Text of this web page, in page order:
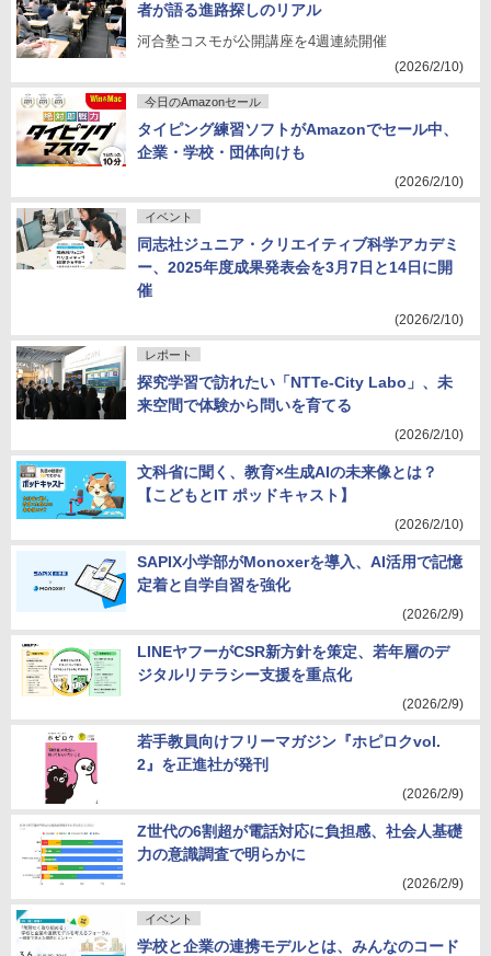
者が語る進路探しのリアル
河合塾コスモが公開講座を4週連続開催
(2026/2/10)
今日のAmazonセール
タイピング練習ソフトがAmazonでセール中、
企業・学校・団体向けも
(2026/2/10)
イベント
同志社ジュニア・クリエイティブ科学アカデミ
ー、2025年度成果発表会を3月7日と14日に開
催
(2026/2/10)
レポート
探究学習で訪れたい「NTTe-City Labo」、未
来空間で体験から問いを育てる
(2026/2/10)
文科省に聞く、教育×生成AIの未来像とは？
【こどもとIT ポッドキャスト】
(2026/2/10)
SAPIX小学部がMonoxerを導入、AI活用で記憶
定着と自学自習を強化
(2026/2/9)
LINEヤフーがCSR新方針を策定、若年層のデ
ジタルリテラシー支援を重点化
(2026/2/9)
若手教員向けフリーマガジン『ホピロクvol.
2』を正進社が発刊
(2026/2/9)
Z世代の6割超が電話対応に負担感、社会人基礎
力の意識調査で明らかに
(2026/2/9)
イベント
学校と企業の連携モデルとは、みんなのコード